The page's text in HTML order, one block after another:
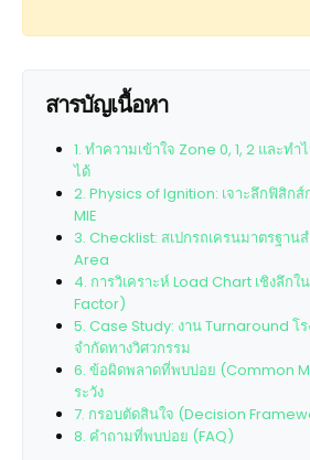
สารบัญเนื้อหา
1. ทำความเข้าใจ Zone 0, 1, 2 และท
ได้
2. Physics of Ignition: เจาะลึกฟิสิกส์
MIE
3. Checklist: สเปกรถเครนมาตรฐา
Area
4. การวิเคราะห์ Load Chart เชิงลึก
Factor)
5. Case Study: งาน Turnaround โ
จำกัดทางวิศวกรรม
6. ข้อผิดพลาดที่พบบ่อย (Common
ระวัง
7. กรอบตัดสินใจ (Decision
8. คำถามที่พบบ่อย (FAQ)